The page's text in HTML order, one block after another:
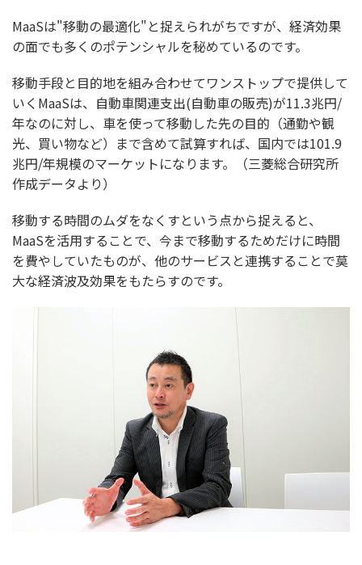
MaaSは"移動の最適化"と捉えられがちですが、経済効果
の面でも多くのポテンシャルを秘めているのです。
移動手段と目的地を組み合わせてワンストップで提供して
いくMaaSは、自動車関連支出(自動車の販売)が11.3兆円/
年なのに対し、車を使って移動した先の目的（通勤や観
光、買い物など）まで含めて試算すれば、国内では101.9
兆円/年規模のマーケットになります。（三菱総合研究所
作成データより）
移動する時間のムダをなくすという点から捉えると、
MaaSを活用することで、今まで移動するためだけに時間
を費やしていたものが、他のサービスと連携することで莫
大な経済波及効果をもたらすのです。